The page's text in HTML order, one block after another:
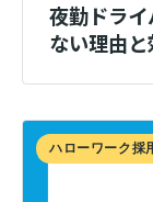
夜勤ドラ
ない理由
ハローワーク採